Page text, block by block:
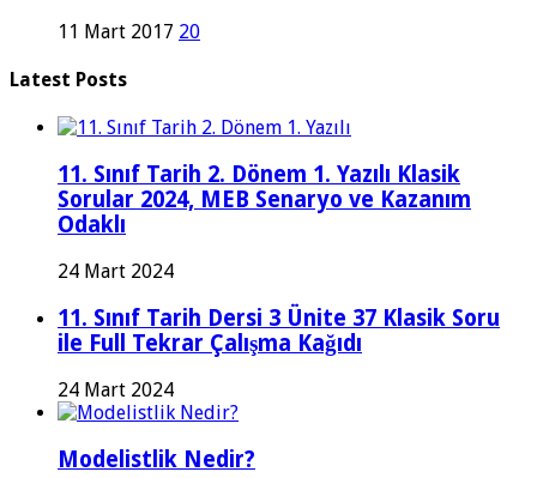
11 Mart 2017 20
Latest Posts
11. Sınıf Tarih 2. Dönem 1. Yazılı Klasik
Sorular 2024, MEB Senaryo ve Kazanım
Odaklı
24 Mart 2024
11. Sınıf Tarih Dersi 3 Ünite 37 Klasik Soru
ile Full Tekrar Çalışma Kağıdı
24 Mart 2024
Modelistlik Nedir?